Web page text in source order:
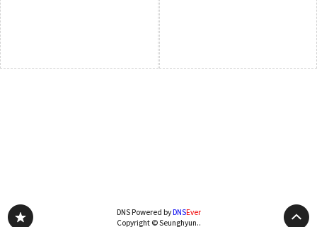
DNS Powered byDNSEver
Copyright © Seunghyun..